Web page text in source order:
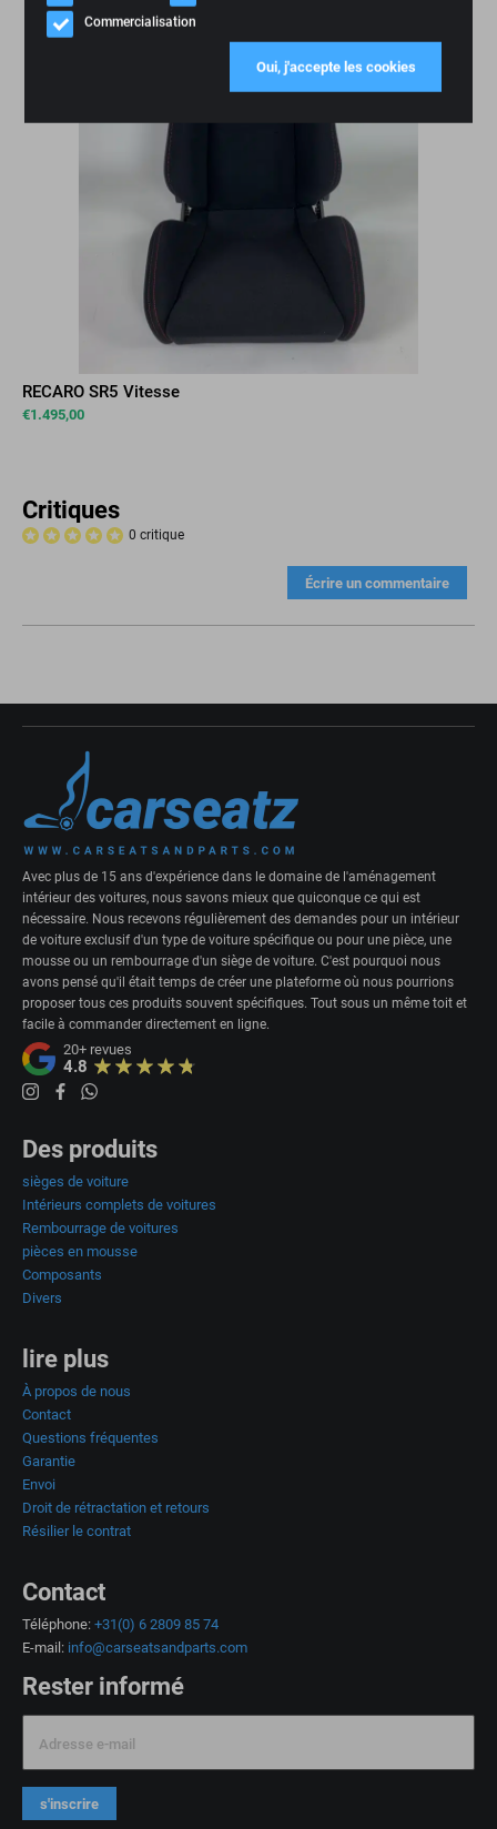
Commercialisation
Oui, j'accepte les cookies
RECARO SR5 Vitesse
€1.495,00
Critiques
0 critique
Écrire un commentaire
Avec plus de 15 ans d'expérience dans le domaine de l'aménagement
intérieur des voitures, nous savons mieux que quiconque ce qui est
nécessaire. Nous recevons régulièrement des demandes pour un intérieur
de voiture exclusif d'un type de voiture spécifique ou pour une pièce, une
mousse ou un rembourrage d'un siège de voiture. C'est pourquoi nous
avons pensé qu'il était temps de créer une plateforme où nous pourrions
proposer tous ces produits souvent spécifiques. Tout sous un même toit et
facile à commander directement en ligne.
20+ revues
4.8
Des produits
sièges de voiture
Intérieurs complets de voitures
Rembourrage de voitures
pièces en mousse
Composants
Divers
lire plus
À propos de nous
Contact
Questions fréquentes
Garantie
Envoi
Droit de rétractation et retours
Résilier le contrat
Contact
Téléphone: +31(0) 6 2809 85 74
E-mail: info@carseatsandparts.com
Rester informé
Adresse e-mail
s'inscrire